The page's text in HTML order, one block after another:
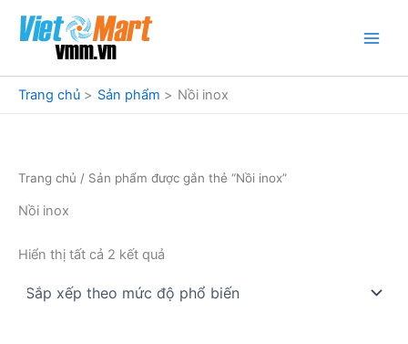
dung
Trang chủ
Sản phẩm Nồi inox
Trang chủ / Sản phẩm được gắn thẻ “Nồi inox”
Nồi inox
Hiển thị tất cả 2 kết quả
theo
mức